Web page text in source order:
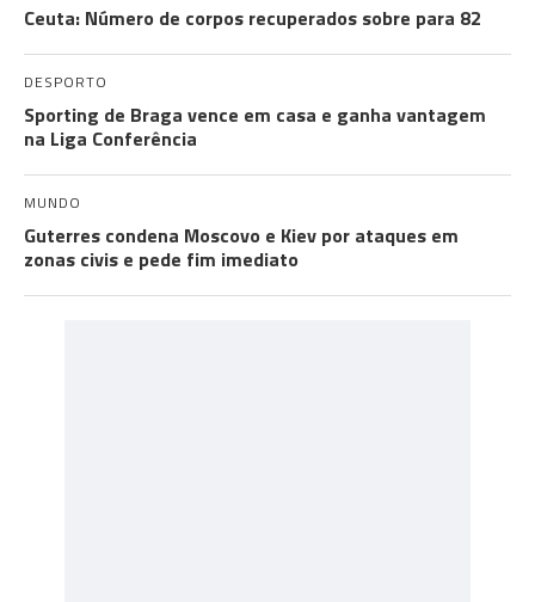
Ceuta: Número de corpos recuperados sobre para 82
DESPORTO
Sporting de Braga vence em casa e ganha vantagem
na Liga Conferência
MUNDO
Guterres condena Moscovo e Kiev por ataques em
zonas civis e pede fim imediato